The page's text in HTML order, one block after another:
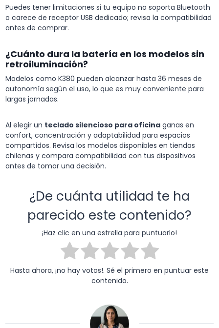
Puedes tener limitaciones si tu equipo no soporta Bluetooth
o carece de receptor USB dedicado; revisa la compatibilidad
antes de comprar.
¿Cuánto dura la batería en los modelos sin
retroiluminación?
Modelos como K380 pueden alcanzar hasta 36 meses de
autonomía según el uso, lo que es muy conveniente para
largas jornadas.
Al elegir un teclado silencioso para oficina ganas en
confort, concentración y adaptabilidad para espacios
compartidos. Revisa los modelos disponibles en tiendas
chilenas y compara compatibilidad con tus dispositivos
antes de tomar una decisión.
¿De cuánta utilidad te ha
parecido este contenido?
¡Haz clic en una estrella para puntuarlo!
Hasta ahora, ¡no hay votos!. Sé el primero en puntuar este
contenido.